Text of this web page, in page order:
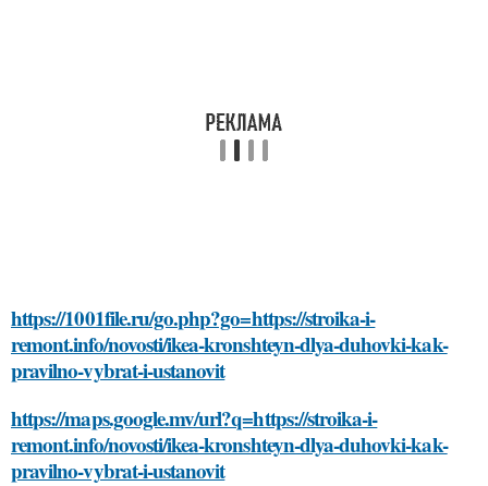
https://1001file.ru/go.php?go=https://stroika-i-
remont.info/novosti/ikea-kronshteyn-dlya-duhovki-kak-
pravilno-vybrat-i-ustanovit
https://maps.google.mv/url?q=https://stroika-i-
remont.info/novosti/ikea-kronshteyn-dlya-duhovki-kak-
pravilno-vybrat-i-ustanovit